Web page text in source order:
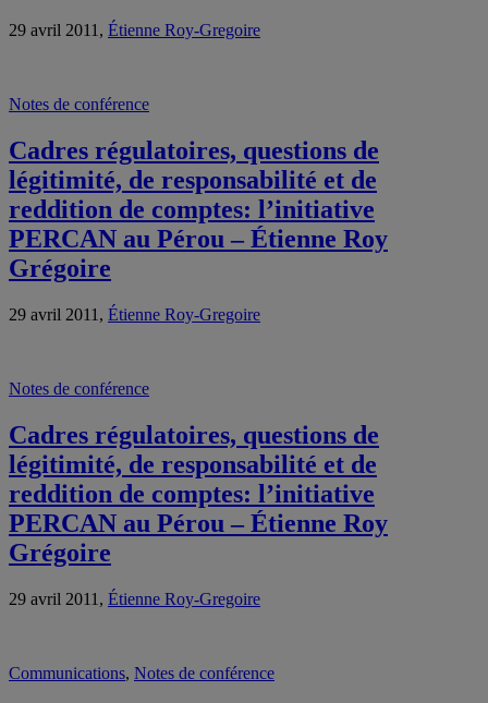
29 avril 2011, Étienne Roy-Gregoire
Notes de conférence
Cadres régulatoires, questions de
légitimité, de responsabilité et de
reddition de comptes: l’initiative
PERCAN au Pérou – Étienne Roy
Grégoire
29 avril 2011, Étienne Roy-Gregoire
Notes de conférence
Cadres régulatoires, questions de
légitimité, de responsabilité et de
reddition de comptes: l’initiative
PERCAN au Pérou – Étienne Roy
Grégoire
29 avril 2011, Étienne Roy-Gregoire
Communications, Notes de conférence